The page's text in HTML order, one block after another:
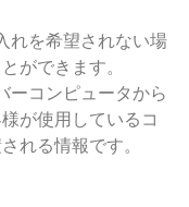
れを希望されない場
ができます。
コンピュータから
が使用しているコ
れる情報です。